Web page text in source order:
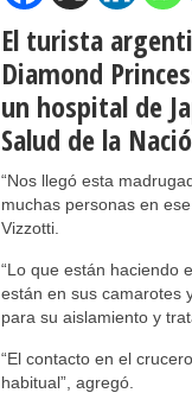
El turista
Diamond
un hospital de
Salud de la
“Nos llegó esta
muchas personas en
Vizzotti.
“Lo que están haciendo
están en sus camarotes
para su aislamiento y
“El contacto en el
habitual”, agregó.